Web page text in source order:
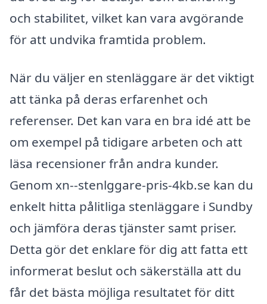
och stabilitet, vilket kan vara avgörande
för att undvika framtida problem.
När du väljer en stenläggare är det viktigt
att tänka på deras erfarenhet och
referenser. Det kan vara en bra idé att be
om exempel på tidigare arbeten och att
läsa recensioner från andra kunder.
Genom xn--stenlggare-pris-4kb.se kan du
enkelt hitta pålitliga stenläggare i Sundby
och jämföra deras tjänster samt priser.
Detta gör det enklare för dig att fatta ett
informerat beslut och säkerställa att du
får det bästa möjliga resultatet för ditt